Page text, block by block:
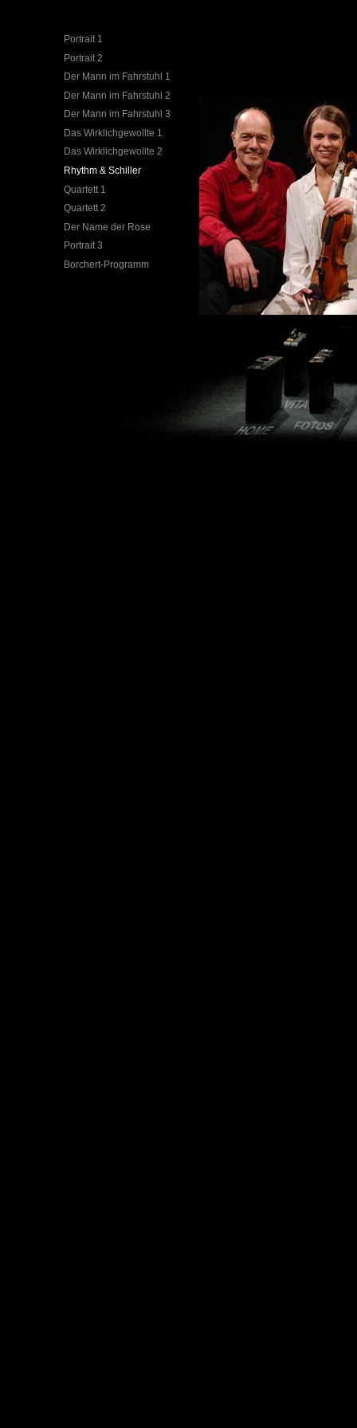
Portrait 1
Portrait 2
Der Mann im Fahrstuhl 1
Der Mann im Fahrstuhl 2
Der Mann im Fahrstuhl 3
Das Wirklichgewollte 1
Das Wirklichgewollte 2
Rhythm & Schiller
Quartett 1
Quartett 2
Der Name der Rose
Portrait 3
Borchert-Programm